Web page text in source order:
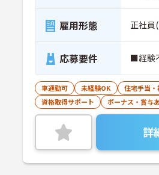
雇用形態 正社員
応募要件 ■経験
車通勤可 未経験OK 住宅手当・
資格取得サポート
ボーナス・賞与
詳